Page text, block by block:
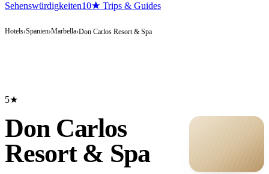
Sehenswürdigkeiten10★ Trips & Guides
Hotels›Spanien›Marbella›Don Carlos Resort & Spa
5★
Don Carlos
Resort & Spa